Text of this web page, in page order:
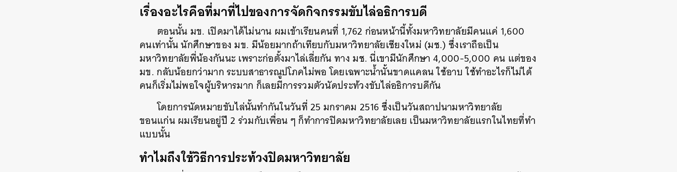
เรื่องอะไรคือที่มาที่ไปของการจัดกิจกรรมขับไล่อธิการบดี
ตอนนั้น มข. เปิดมาได้ไม่นาน ผมเข้าเรียนคนที่ 1,762 ก่อนหน้านี้ทั้งมหาวิทยาลัยมีคนแค่ 1,600
คนเท่านั้น นักศึกษาของ มข. มีน้อยมากถ้าเทียบกับมหาวิทยาลัยเชียงใหม่ (มช.) ซึ่งเราถือเป็น
มหาวิทยาลัยพี่น้องกันนะ เพราะก่อตั้งมาไล่เลี่ยกัน ทาง มช. นี่เขามีนักศึกษา 4,000-5,000 คน แต่ของ
มข. กลับน้อยกว่ามาก ระบบสาธารณูปโภคไม่พอ โดยเฉพาะน้ำนั้นขาดแคลน ใช้อาบ ใช้ทำอะไรก็ไม่ได้
คนก็เริ่มไม่พอใจผู้บริหารมาก ก็เลยมีการรวมตัวนัดประท้วงขับไล่อธิการบดีกัน
โดยการนัดหมายขับไล่นั้นทำกันในวันที่ 25 มกราคม 2516 ซึ่งเป็นวันสถาปนามหาวิทยาลัย
ขอนแก่น ผมเรียนอยู่ปี 2 ร่วมกับเพื่อน ๆ ก็ทำการปิดมหาวิทยาลัยเลย เป็นมหาวิทยาลัยแรกในไทยที่ทำ
แบบนั้น
ทำไมถึงใช้วิธีการประท้วงปิดมหาวิทยาลัย